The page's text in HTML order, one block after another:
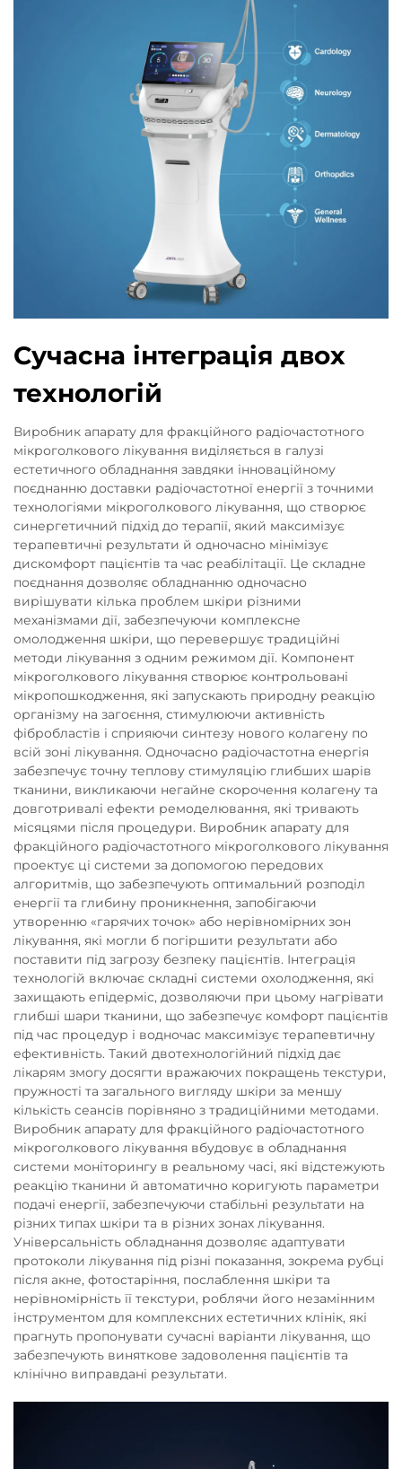
Сучасна інтеграція двох
технологій
Виробник апарату для фракційного радіочастотного
мікроголкового лікування виділяється в галузі
естетичного обладнання завдяки інноваційному
поєднанню доставки радіочастотної енергії з точними
технологіями мікроголкового лікування, що створює
синергетичний підхід до терапії, який максимізує
терапевтичні результати й одночасно мінімізує
дискомфорт пацієнтів та час реабілітації. Це складне
поєднання дозволяє обладнанню одночасно
вирішувати кілька проблем шкіри різними
механізмами дії, забезпечуючи комплексне
омолодження шкіри, що перевершує традиційні
методи лікування з одним режимом дії. Компонент
мікроголкового лікування створює контрольовані
мікропошкодження, які запускають природну реакцію
організму на загоєння, стимулюючи активність
фібробластів і сприяючи синтезу нового колагену по
всій зоні лікування. Одночасно радіочастотна енергія
забезпечує точну теплову стимуляцію глибших шарів
тканини, викликаючи негайне скорочення колагену та
довготривалі ефекти ремоделювання, які тривають
місяцями після процедури. Виробник апарату для
фракційного радіочастотного мікроголкового лікування
проектує ці системи за допомогою передових
алгоритмів, що забезпечують оптимальний розподіл
енергії та глибину проникнення, запобігаючи
утворенню «гарячих точок» або нерівномірних зон
лікування, які могли б погіршити результати або
поставити під загрозу безпеку пацієнтів. Інтеграція
технологій включає складні системи охолодження, які
захищають епідерміс, дозволяючи при цьому нагрівати
глибші шари тканини, що забезпечує комфорт пацієнтів
під час процедур і водночас максимізує терапевтичну
ефективність. Такий двотехнологійний підхід дає
лікарям змогу досягти вражаючих покращень текстури,
пружності та загального вигляду шкіри за меншу
кількість сеансів порівняно з традиційними методами.
Виробник апарату для фракційного радіочастотного
мікроголкового лікування вбудовує в обладнання
системи моніторингу в реальному часі, які відстежують
реакцію тканини й автоматично коригують параметри
подачі енергії, забезпечуючи стабільні результати на
різних типах шкіри та в різних зонах лікування.
Універсальність обладнання дозволяє адаптувати
протоколи лікування під різні показання, зокрема рубці
після акне, фотостаріння, послаблення шкіри та
нерівномірність її текстури, роблячи його незамінним
інструментом для комплексних естетичних клінік, які
прагнуть пропонувати сучасні варіанти лікування, що
забезпечують виняткове задоволення пацієнтів та
клінічно виправдані результати.